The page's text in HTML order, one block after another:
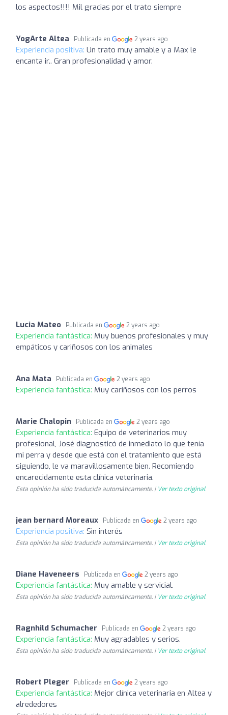
los aspectos!!!! Mil gracias por el trato siempre
YogArte Altea Publicada en 2 years ago
Experiencia positiva: Un trato muy amable y a Max le
encanta ir.. Gran profesionalidad y amor.
Lucia Mateo Publicada en 2 years ago
Experiencia fantástica: Muy buenos profesionales y muy
empáticos y cariñosos con los animales
Ana Mata Publicada en 2 years ago
Experiencia fantástica: Muy cariñosos con los perros
Marie Chalopin Publicada en 2 years ago
Experiencia fantástica: Equipo de veterinarios muy
profesional, José diagnosticó de inmediato lo que tenía
mi perra y desde que está con el tratamiento que está
siguiendo, le va maravillosamente bien. Recomiendo
encarecidamente esta clínica veterinaria.
Esta opinión ha sido traducida automáticamente. | Ver texto original
jean bernard Moreaux Publicada en 2 years ago
Experiencia positiva: Sin interés
Esta opinión ha sido traducida automáticamente. | Ver texto original
Diane Haveneers Publicada en 2 years ago
Experiencia fantástica: Muy amable y servicial.
Esta opinión ha sido traducida automáticamente. | Ver texto original
Ragnhild Schumacher Publicada en 2 years ago
Experiencia fantástica: Muy agradables y serios.
Esta opinión ha sido traducida automáticamente. | Ver texto original
Robert Pleger Publicada en 2 years ago
Experiencia fantástica: Mejor clínica veterinaria en Altea y
alrededores